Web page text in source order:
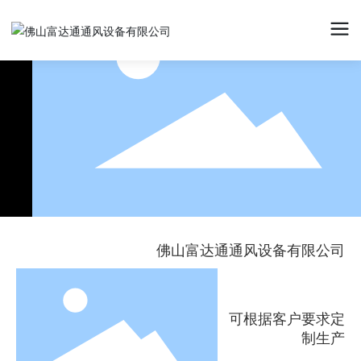
佛山富达通通风设备有限公司
可根据客户要求定
制生产